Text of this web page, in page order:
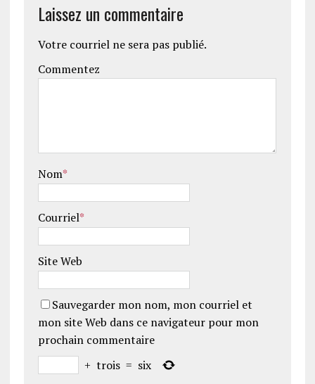
Laissez un commentaire
Votre courriel ne sera pas publié.
Commentez
Nom*
Courriel*
Site Web
Sauvegarder mon nom, mon courriel et
mon site Web dans ce navigateur pour mon
prochain commentaire
+ trois = six